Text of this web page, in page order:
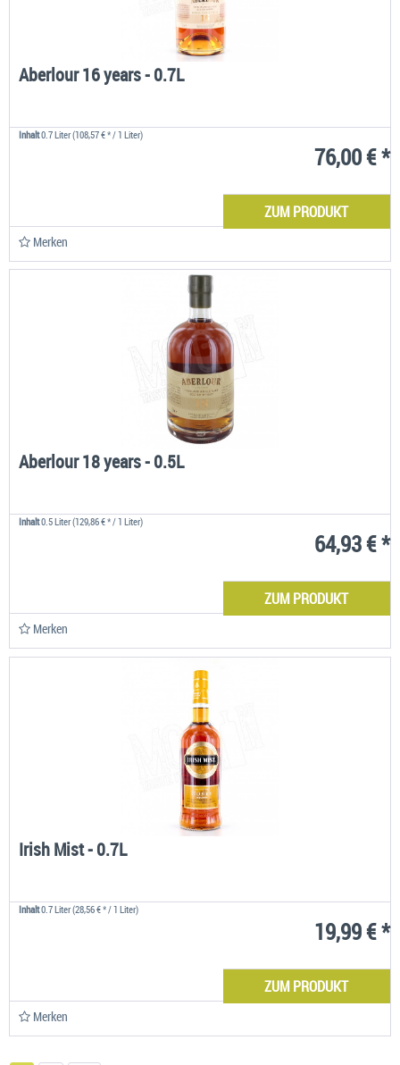
Aberlour 16 years - 0.7L
Inhalt0.7 Liter(108,57 € * / 1 Liter)
76,00 € *
ZUM PRODUKT
Merken
Aberlour 18 years - 0.5L
Inhalt0.5 Liter(129,86 € * / 1 Liter)
64,93 € *
ZUM PRODUKT
Merken
Irish Mist - 0.7L
Inhalt0.7 Liter(28,56 € * / 1 Liter)
19,99 € *
ZUM PRODUKT
Merken